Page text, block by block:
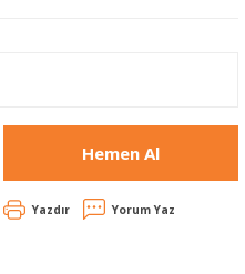
Hemen Al
Yazdır Yorum Yaz